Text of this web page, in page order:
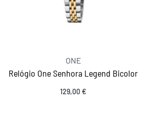
ONE
Relógio One Senhora Legend Bicolor
129,00€